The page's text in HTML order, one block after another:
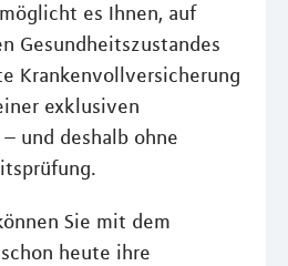
es Ihnen, auf
Gesundheitszustandes
Krankenvollversicherung
exklusiven
und deshalb ohne
Sie mit dem
heute ihre